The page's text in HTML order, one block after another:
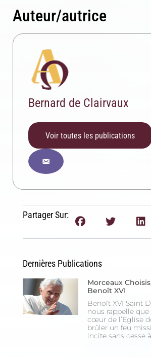
Auteur/autrice
Bernard de Clairvaux
Voir toutes les publications
Partager Sur:
Dernières Publications
Morceaux Choisis
Benoît XVI
Benoît XVI Saint
nous rappelle que
cœur de l’Eglise
brûler un feu
incite sans cesse
Inscription News Letter
Si vous souhaitez recevoir nos
Se désinscrire